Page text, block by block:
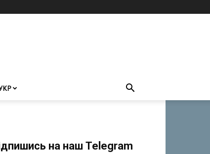
на наш Telegram